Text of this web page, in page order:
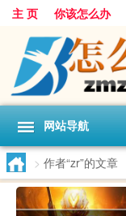
主 页 你该怎么办
网站导航
> 作者“zr”的文章